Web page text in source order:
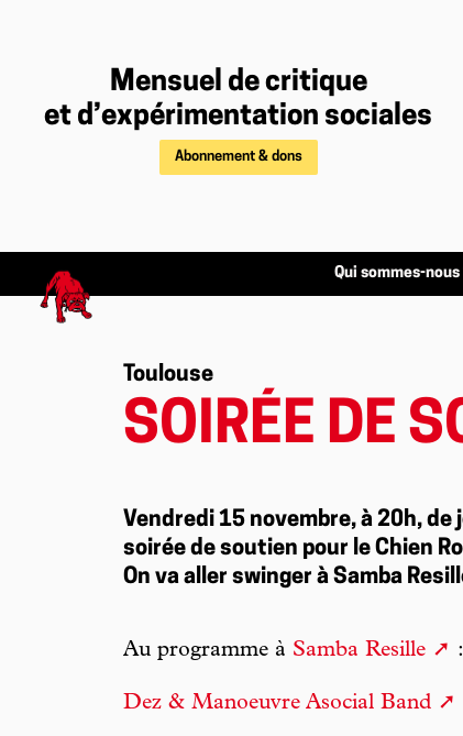
Mensuel de critique
et d’expérimentation sociales
Abonnement & dons
Qui sommes-nous
Toulouse
SOIRÉE DE
Vendredi 15 novembre, à 20h,
soirée de soutien pour le Chien
On va aller swinger à Samba
Au programme à Samba Resille :
Dez & Manoeuvre Asocial Band